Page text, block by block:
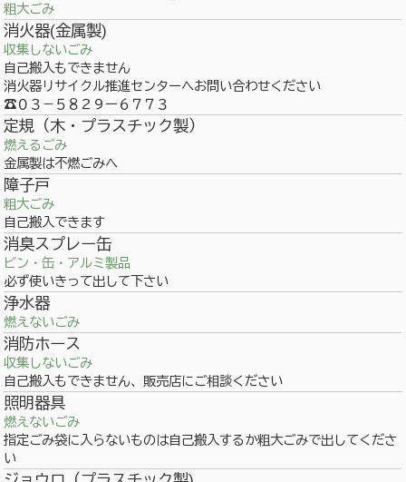
粗大ごみ
消火器(金属製)
収集しないごみ
自己搬入もできません
消火器リサイクル推進センターへお問い合わせください
☎０３－５８２９ー６７７３
定規（木・プラスチック製）
燃えるごみ
金属製は不燃ごみへ
障子戸
粗大ごみ
自己搬入できます
消臭スプレー缶
ビン・缶・アルミ製品
必ず使いきって出して下さい
浄水器
燃えないごみ
消防ホース
収集しないごみ
自己搬入もできません、販売店にご相談ください
照明器具
燃えないごみ
指定ごみ袋に入らないものは自己搬入するか粗大ごみで出してくださ
い